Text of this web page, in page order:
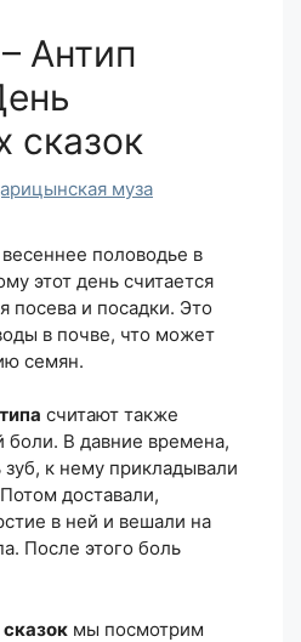
Антип
сказок
муза
весеннее половодье в
этот день считается
посева и посадки. Это
в почве, что может
семян.
считают также
боли. В давние времена,
к нему прикладывали
доставали,
в ней и вешали на
После этого боль
мы посмотрим